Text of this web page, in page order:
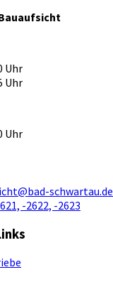
Uhr
Uhr
Uhr
schwartau.de
-2622, -2623